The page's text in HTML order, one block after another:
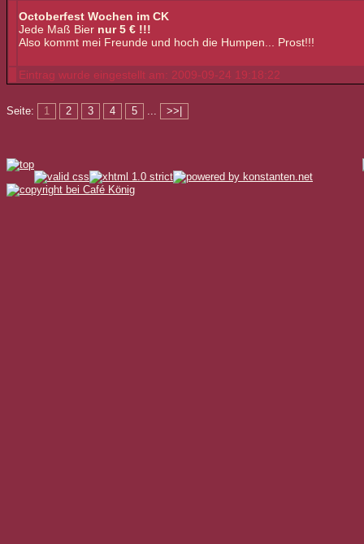
Octoberfest Wochen im CK
Jede Maß Bier nur 5 € !!!
Also kommt mei Freunde und hoch die Humpen... Prost!!!
Eintrag wurde eingestellt am: 2009-09-24 19:18:22
Seite: 1 2 3 4 5 ... >>|